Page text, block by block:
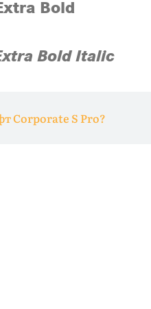
Corporate S Pro?